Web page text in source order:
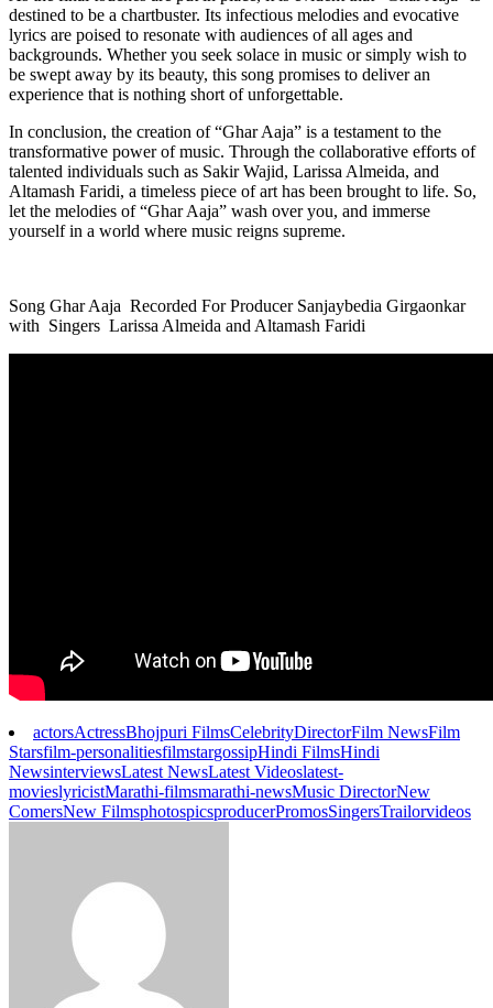
destined to be a chartbuster. Its infectious melodies and evocative
lyrics are poised to resonate with audiences of all ages and
backgrounds. Whether you seek solace in music or simply wish to
be swept away by its beauty, this song promises to deliver an
experience that is nothing short of unforgettable.
In conclusion, the creation of “Ghar Aaja” is a testament to the
transformative power of music. Through the collaborative efforts of
talented individuals such as Sakir Wajid, Larissa Almeida, and
Altamash Faridi, a timeless piece of art has been brought to life. So,
let the melodies of “Ghar Aaja” wash over you, and immerse
yourself in a world where music reigns supreme.
Song Ghar Aaja Recorded For Producer Sanjaybedia Girgaonkar
with Singers Larissa Almeida and Altamash Faridi
actorsActressBhojpuri FilmsCelebrityDirectorFilm NewsFilm
Starsfilm-personalitiesfilmstargossipHindi FilmsHindi
NewsinterviewsLatest NewsLatest Videoslatest-
movieslyricistMarathi-filmsmarathi-newsMusic DirectorNew
ComersNew FilmsphotospicsproducerPromosSingersTrailorvideos